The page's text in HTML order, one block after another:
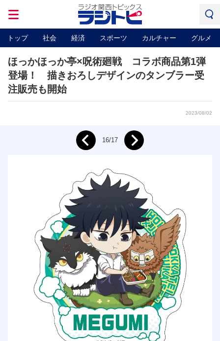
トップ 社会 経済 スポーツ カルチャー グルメ
ほっかほっか亭×呪術廻戦 コラボ商品第1弾
登場！ 描きおろしデザインのタンブラー受
注販売も開始
2023/08/02
Prev 16/17 Next